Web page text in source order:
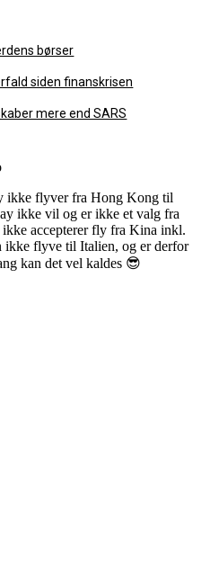
børser
siden finanskrisen
mere end SARS